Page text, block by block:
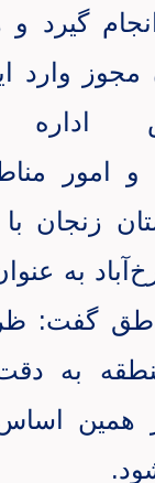
گیرد و
مجوز وارد
اداره
و امور
زنجان با
به
گفت:
به
اساس